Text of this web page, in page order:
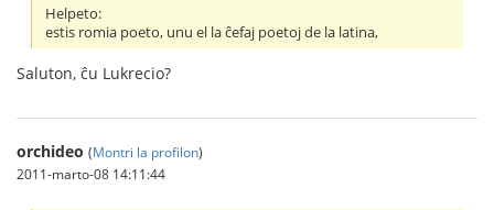
Helpeto:
estis romia poeto, unu el la ĉefaj poetoj de la latina,
Saluton, ĉu Lukrecio?
orchideo (Montri la profilon)
2011-marto-08 14:11:44